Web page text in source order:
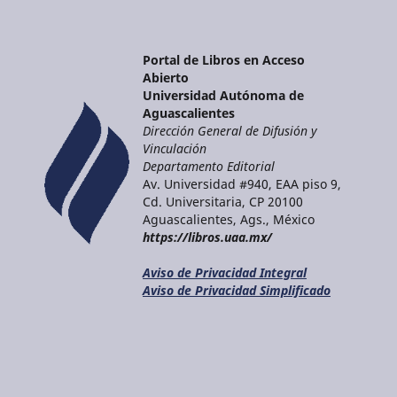
Portal de Libros en Acceso
Abierto
Universidad Autónoma de
Aguascalientes
Dirección General de Difusión y
Vinculación
Departamento Editorial
Av. Universidad #940, EAA piso 9,
Cd. Universitaria, CP 20100
Aguascalientes, Ags., México
https://libros.uaa.mx/
Aviso de Privacidad Integral
Aviso de Privacidad Simplificado